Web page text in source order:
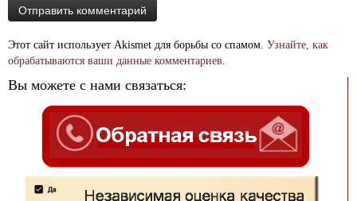
Этот сайт использует Akismet для борьбы со спамом. Узнайте, как
обрабатываются ваши данные комментариев.
Вы можете с нами связаться: